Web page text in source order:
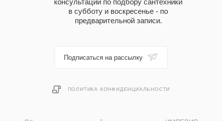
консультации по подбору сантехники
в субботу и воскресенье - по
предварительной записи.
Подписаться на рассылку
ПОЛИТИКА КОНФИДЕНЦИАЛЬНОСТИ